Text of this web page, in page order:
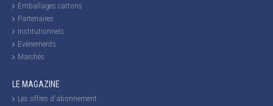
Emballages cartons
Partenaires
Institutionnels
Evénements
Marchés
LE MAGAZINE
Les offres d'abonnement